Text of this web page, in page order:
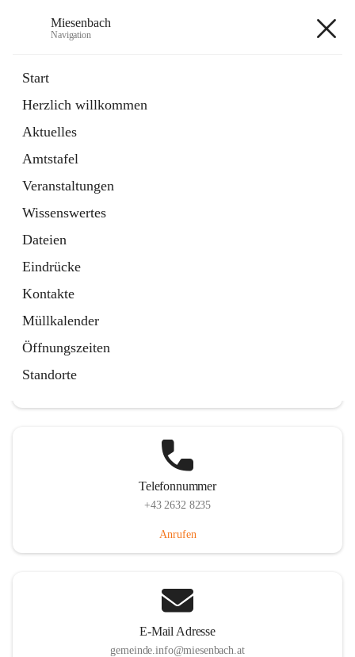
Miesenbach
Navigation
Start
Herzlich willkommen
Aktuelles
Amtstafel
Veranstaltungen
Wissenswertes
Dateien
Eindrücke
Kontakte
Müllkalender
Öffnungszeiten
Standorte
Externe Webseite
in
Tab
Region Schneebergland
Externe Webseite
öffnet
in
neuem
Tab
Telefonnummer
+43 2632 8235
Anrufen
E-Mail Adresse
gemeinde.info@miesenbach.at